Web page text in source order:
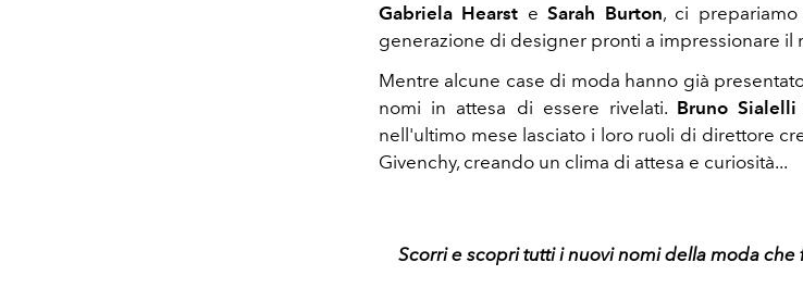
Gabriela Hearst eSarah Burton, ci
generazione di designer pronti a impressionare il
Mentre alcune case di moda hanno già
nomi in attesa di essere rivelati. Bruno Sialelli
nell'ultimo mese lasciato i loro ruoli di direttore
Givenchy, creando un clima di attesa e curiosità...
Scorri e scopri tutti i nuovi nomi della moda